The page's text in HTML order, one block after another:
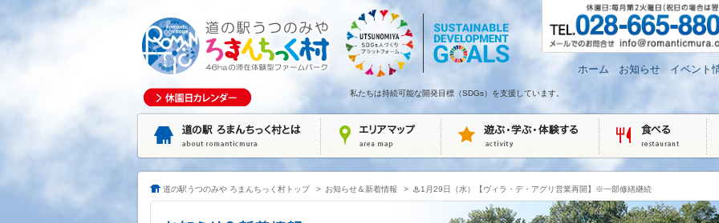
ホーム お知らせ イベント
私たちは持続可能な開発目標（SDGs）を支援しています。
道の駅うつのみや ろまんちっく村トップ > お知らせ＆新着情報 > ♨1月29日（水）【ヴィラ・デ・アグリ営業再開】※一部修繕継続